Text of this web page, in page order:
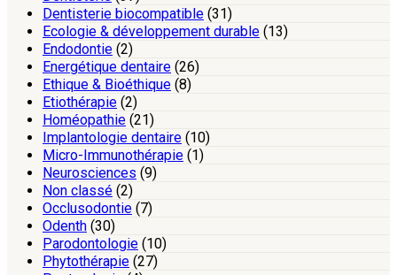
Dentisterie biocompatible (31)
Ecologie & développement durable (13)
Endodontie (2)
Energétique dentaire (26)
Ethique & Bioéthique (8)
Etiothérapie (2)
Homéopathie (21)
Implantologie dentaire (10)
Micro-Immunothérapie (1)
Neurosciences (9)
Non classé (2)
Occlusodontie (7)
Odenth (30)
Parodontologie (10)
Phytothérapie (27)